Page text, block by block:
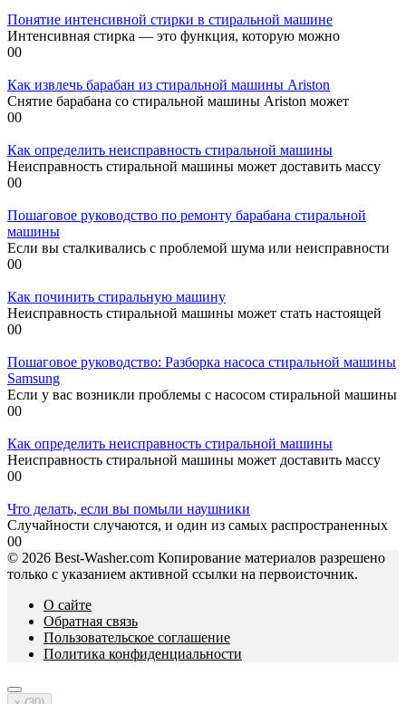
Понятие интенсивной стирки в стиральной машине
Интенсивная стирка — это функция, которую можно
00
Как извлечь барабан из стиральной машины Ariston
Снятие барабана со стиральной машины Ariston может
00
Как определить неисправность стиральной машины
Неисправность стиральной машины может доставить массу
00
Пошаговое руководство по ремонту барабана стиральной
машины
Если вы сталкивались с проблемой шума или неисправности
00
Как починить стиральную машину
Неисправность стиральной машины может стать настоящей
00
Пошаговое руководство: Разборка насоса стиральной машины
Samsung
Если у вас возникли проблемы с насосом стиральной машины
00
Как определить неисправность стиральной машины
Неисправность стиральной машины может доставить массу
00
Что делать, если вы помыли наушники
Случайности случаются, и один из самых распространенных
00
© 2026 Best-Washer.com Копирование материалов разрешено
только с указанием активной ссылки на первоисточник.
О сайте
Обратная связь
Пользовательское соглашение
Политика конфиденциальности